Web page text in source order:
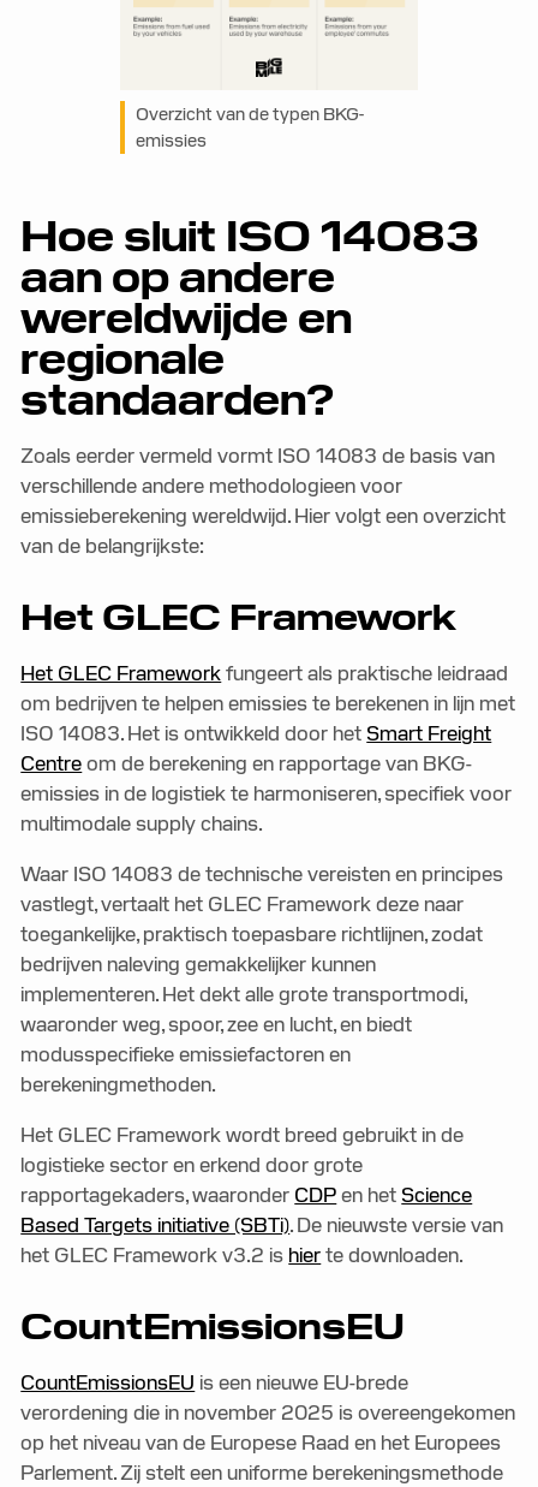
Overzicht van de typen BKG-
emissies
Hoe sluit ISO 14083
aan op andere
wereldwijde en
regionale
standaarden?
Zoals eerder vermeld vormt ISO 14083 de basis van
verschillende andere methodologieen voor
emissieberekening wereldwijd. Hier volgt een overzicht
van de belangrijkste:
Het GLEC Framework
Het GLEC Frameworkfungeert als praktische leidraad
om bedrijven te helpen emissies te berekenen in lijn met
ISO 14083. Het is ontwikkeld door het Smart Freight
Centreom de berekening en rapportage van BKG-
emissies in de logistiek te harmoniseren, specifiek voor
multimodale supply chains.
Waar ISO 14083 de technische vereisten en principes
vastlegt, vertaalt het GLEC Framework deze naar
toegankelijke, praktisch toepasbare richtlijnen, zodat
bedrijven naleving gemakkelijker kunnen
implementeren. Het dekt alle grote transportmodi,
waaronder weg, spoor, zee en lucht, en biedt
modusspecifieke emissiefactoren en
berekeningmethoden.
Het GLEC Framework wordt breed gebruikt in de
logistieke sector en erkend door grote
rapportagekaders, waaronder CDPen het Science
Based Targets initiative (SBTi). De nieuwste versie van
het GLEC Framework v3.2 is hierte downloaden.
CountEmissionsEU
CountEmissionsEU is een nieuwe EU-brede
verordening die in november 2025 is overeengekomen
op het niveau van de Europese Raad en het Europees
Parlement. Zij stelt een uniforme berekeningsmethode